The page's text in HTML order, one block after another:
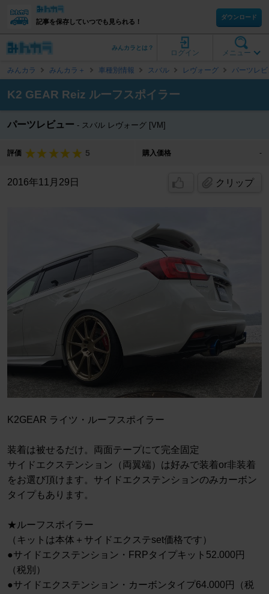
記事を保存していつでも見られる！
ダウンロード
メニュー
ログイン
みんカラとは？
みんカラ みんカラ＋ 車種別情報 スバル レヴォーグ パーツレ
K2 GEAR Reiz ルーフスポイラー
パーツレビュー スバル レヴォーグ [VM]
評価 5 購入価格 -
2016年11月29日 クリップ
K2GEAR ライツ・ルーフスポイラー
装着は被せるだけ。両面テープにて完全固定
サイドエクステンション（両翼端）は好みで装着or非装着
をお選び頂けます。サイドエクステンションのみカーボン
タイプもあります。
★ルーフスポイラー
（キットは本体＋サイドエクステset価格です）
●サイドエクステンション・FRPタイプキット52.000円
（税別）
●サイドエクステンション・カーボンタイプ64.000円（税